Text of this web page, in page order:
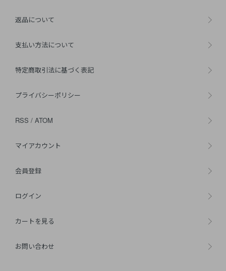
返品について
支払い方法について
特定商取引法に基づく表記
プライバシーポリシー
RSS / ATOM
マイアカウント
会員登録
ログイン
カートを見る
お問い合わせ